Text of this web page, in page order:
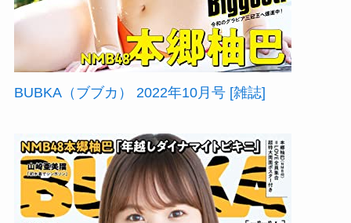
BUBKA（ブブカ） 2022年10月号 [雑誌]